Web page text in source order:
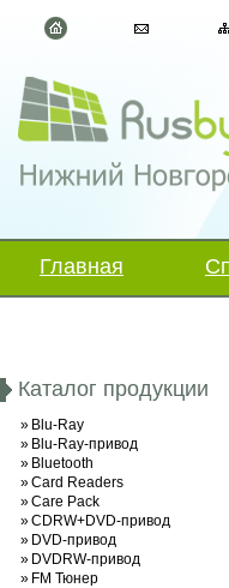
Главная
Каталог продукции
» Blu-Ray
» Blu-Ray-привод
» Bluetooth
»Card Readers
»Care Pack
»CDRW+DVD-привод
» DVD-привод
» DVDRW-привод
» FM Тюнер